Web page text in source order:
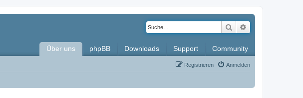
Suche
Über uns phpBB Downloads Support Community
Anmelden
Registrieren